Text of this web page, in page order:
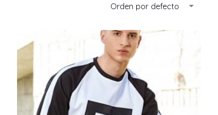
Orden por defecto